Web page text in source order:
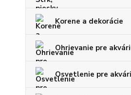
Korene a dekorácie
Ohrievanie pre
Osvetlenie pre